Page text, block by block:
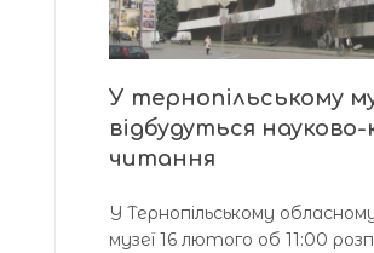
У тернопільському
відбудуться науково-
читання
У Тернопільському
музеї 16 лютого об 11:00